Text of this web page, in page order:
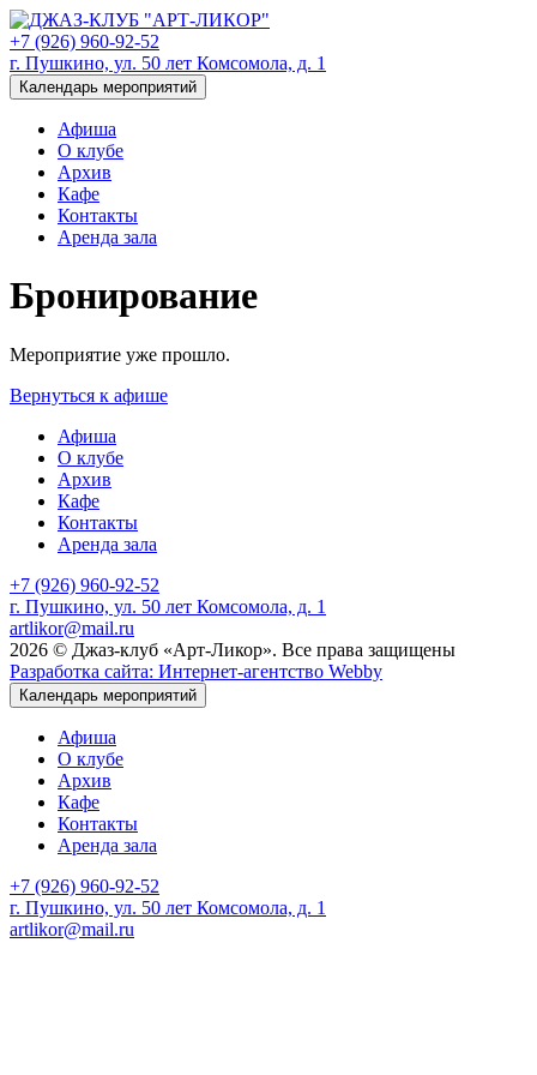
+7 (926) 960-92-52
г. Пушкино, ул. 50 лет Комсомола, д. 1
Календарь мероприятий
Афиша
О клубе
Архив
Кафе
Контакты
Аренда зала
Бронирование
Мероприятие уже прошло.
Вернуться к афише
Афиша
О клубе
Архив
Кафе
Контакты
Аренда зала
+7 (926) 960-92-52
г. Пушкино, ул. 50 лет Комсомола, д. 1
artlikor@mail.ru
2026 © Джаз-клуб «Арт-Ликор». Все права защищены
Разработка сайта: Интернет-агентство Webby
Календарь мероприятий
Афиша
О клубе
Архив
Кафе
Контакты
Аренда зала
+7 (926) 960-92-52
г. Пушкино, ул. 50 лет Комсомола, д. 1
artlikor@mail.ru